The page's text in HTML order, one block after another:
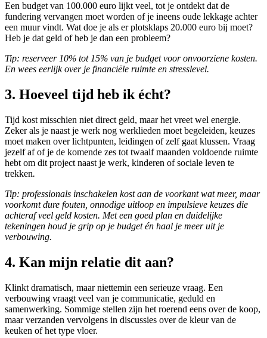
Een budget van 100.000 euro lijkt veel, tot je ontdekt dat de
fundering vervangen moet worden of je ineens oude lekkage achter
een muur vindt. Wat doe je als er plotsklaps 20.000 euro bij moet?
Heb je dat geld of heb je dan een probleem?
Tip: reserveer 10% tot 15% van je budget voor onvoorziene kosten.
En wees eerlijk over je financiële ruimte en stresslevel.
3. Hoeveel tijd heb ik écht?
Tijd kost misschien niet direct geld, maar het vreet wel energie.
Zeker als je naast je werk nog werklieden moet begeleiden, keuzes
moet maken over lichtpunten, leidingen of zelf gaat klussen. Vraag
jezelf af of je de komende zes tot twaalf maanden voldoende ruimte
hebt om dit project naast je werk, kinderen of sociale leven te
trekken.
Tip: professionals inschakelen kost aan de voorkant wat meer, maar
voorkomt dure fouten, onnodige uitloop en impulsieve keuzes die
achteraf veel geld kosten. Met een goed plan en duidelijke
tekeningen houd je grip op je budget én haal je meer uit je
verbouwing.
4. Kan mijn relatie dit aan?
Klinkt dramatisch, maar niettemin een serieuze vraag. Een
verbouwing vraagt veel van je communicatie, geduld en
samenwerking. Sommige stellen zijn het roerend eens over de koop,
maar verzanden vervolgens in discussies over de kleur van de
keuken of het type vloer.